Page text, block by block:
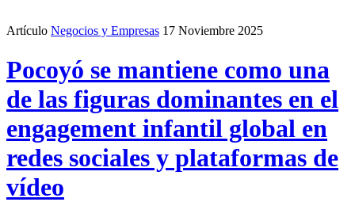
Artículo Negocios y Empresas 17 Noviembre 2025
Pocoyó se mantiene como una
de las figuras dominantes en el
engagement infantil global en
redes sociales y plataformas de
vídeo